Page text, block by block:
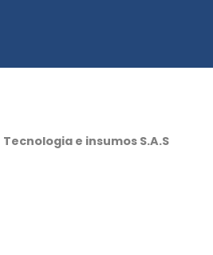
Tecnologia e insumos S.A.S